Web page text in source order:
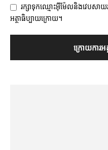
រក្សាទុកឈ្មោះអ៊ីម៉ែលនិងវេបសាយរ
អត្ថាធិប្បាយក្រោយ។